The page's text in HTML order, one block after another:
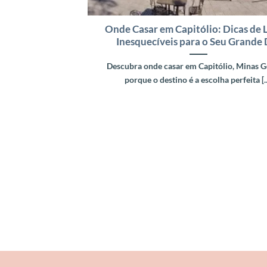
Onde Casar em Capitólio: Dicas de
Inesquecíveis para o Seu Grande
Descubra onde casar em Capitólio, Minas
porque o destino é a escolha perfeita